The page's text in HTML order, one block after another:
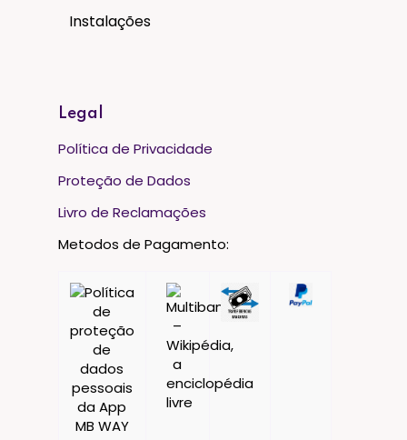
Instalações
Legal
Política de Privacidade
Proteção de Dados
Livro de Reclamações
Metodos de Pagamento: